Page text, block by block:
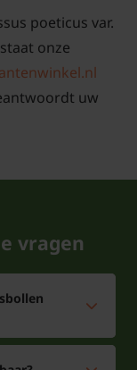
poeticus var.
onze
uw
vragen